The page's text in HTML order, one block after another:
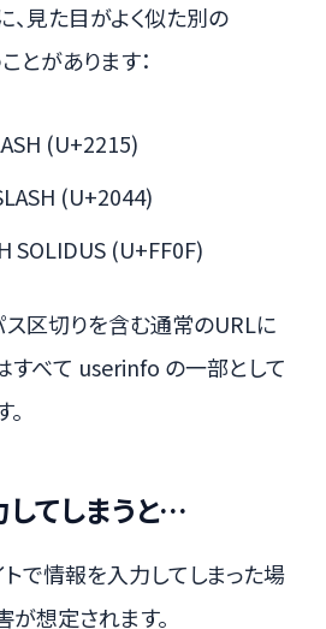
見た目がよく似た別の
とがあります：
(U+2215)
(U+2044)
SOLIDUS (U+FF0F)
ス区切りを含む通常のURLに
すべて userinfo の一部として
てしまうと…
トで情報を入力してしまった場
が想定されます。